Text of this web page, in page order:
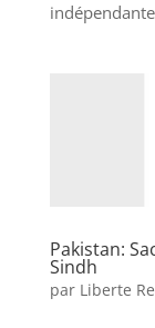
Pakistan:
Sindh
par Liberte